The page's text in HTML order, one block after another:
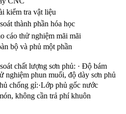
kiểm tra vật liệu
thành phần hóa học
cáo thử nghiệm mãi mãi
bộ và phủ một phần
chất lượng sơn phủ: · Độ bám
nghiệm phun muối, độ dày sơn phủ
chống gỉ:·Lớp phủ gốc nước
không cần trả phí khuôn